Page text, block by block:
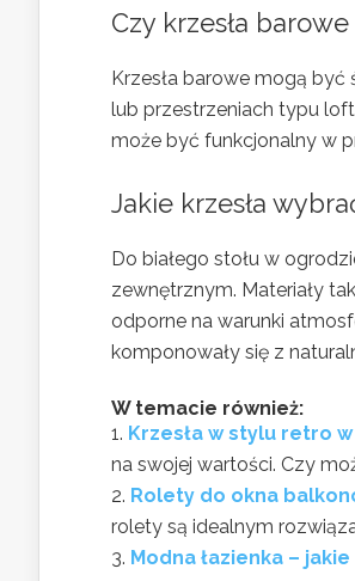
Czy krzesła
Krzesła barowe mogą
lub przestrzeniach typu
może być funkcjonalny w
Jakie krzesła
Do białego stołu w
zewnętrznym. Materiały
odporne na warunki
komponowały się z
W temacie również:
Krzesła w stylu retro
na swojej wartości. Czy
Rolety do okna
rolety są idealnym
Modna łazienka –